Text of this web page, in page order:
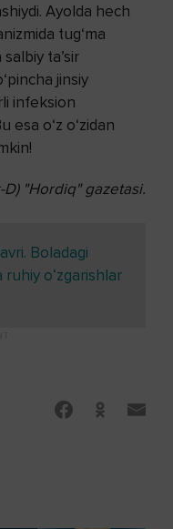
Ayolda hech
tug‘ma
ta’sir
jinsiy
infeksion
esa o‘z o‘zidan
D) "Hordiq" gazetasi.
Boladagi
ruhiy oʻzgarishlar